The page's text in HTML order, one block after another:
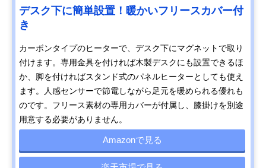
デスク下に簡単設置！暖かいフリースカバー付
き
カーボンタイプのヒーターで、デスク下にマグネットで取り
付けます。専用金具を付ければ木製デスクにも設置できるほ
か、脚を付ければスタンド式のパネルヒーターとしても使え
ます。人感センサーで節電しながら足元を暖められる優れも
のです。フリース素材の専用カバーが付属し、膝掛けを別途
用意する必要がありません。
Amazonで見る